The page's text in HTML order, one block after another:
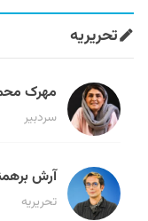
تحریریه
مهرک
سردبیر
آرش
تحریریه